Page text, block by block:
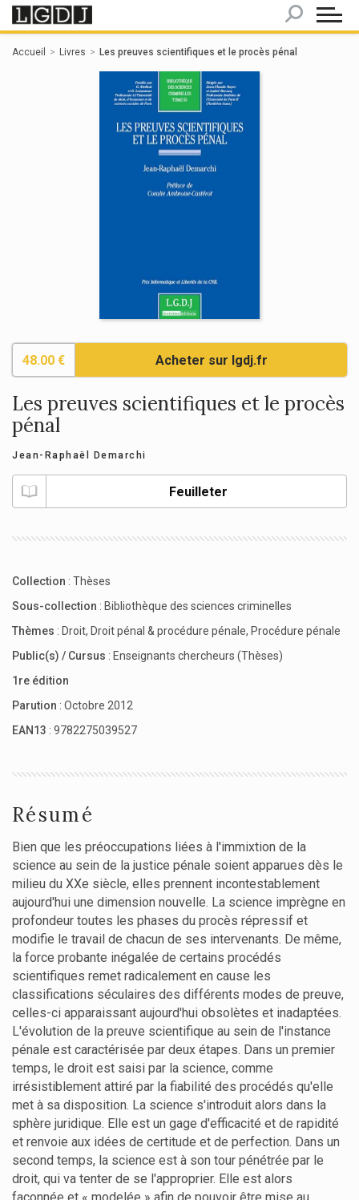
Accueil Livres Les preuves scientifiques et le procès pénal
48.00 € Acheter sur lgdj.fr
Les preuves scientifiques et le procès
pénal
Jean-Raphaël Demarchi
Feuilleter
Collection : Thèses
Sous-collection : Bibliothèque des sciences criminelles
Thèmes : Droit, Droit pénal & procédure pénale, Procédure pénale
Public(s) / Cursus : Enseignants chercheurs (Thèses)
1re édition
Parution : Octobre 2012
EAN13 : 9782275039527
Résumé
Bien que les préoccupations liées à l'immixtion de la
science au sein de la justice pénale soient apparues dès le
milieu du XXe siècle, elles prennent incontestablement
aujourd'hui une dimension nouvelle. La science imprègne en
profondeur toutes les phases du procès répressif et
modifie le travail de chacun de ses intervenants. De même,
la force probante inégalée de certains procédés
scientifiques remet radicalement en cause les
classifications séculaires des différents modes de preuve,
celles-ci apparaissant aujourd'hui obsolètes et inadaptées.
L'évolution de la preuve scientifique au sein de l'instance
pénale est caractérisée par deux étapes. Dans un premier
temps, le droit est saisi par la science, comme
irrésistiblement attiré par la fiabilité des procédés qu'elle
met à sa disposition. La science s'introduit alors dans la
sphère juridique. Elle est un gage d'efficacité et de rapidité
et renvoie aux idées de certitude et de perfection. Dans un
second temps, la science est à son tour pénétrée par le
droit, qui va tenter de se l'approprier. Elle est alors
Panneau de gestion des cookies